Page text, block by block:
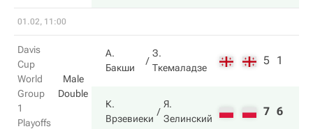
01.02, 11:00
Davis
Cup
World
Group
1
Playoffs
Male
Double
А.
Бакши
З.
Ткемаладзе
5 1
К.
Врзевиеки
Я.
Зелинский
7 6